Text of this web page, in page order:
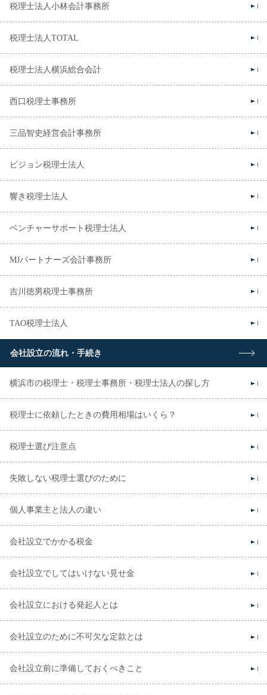
税理士法人小林会計事務所
税理士法人TOTAL
税理士法人横浜総合会計
西口税理士事務所
三品智史経営会計事務所
ビジョン税理士法人
響き税理士法人
ベンチャーサポート税理士法人
MJパートナーズ会計事務所
吉川徳男税理士事務所
TAO税理士法人
会社設立の流れ・手続き
横浜市の税理士・税理士事務所・税理士法人の探し方
税理士に依頼したときの費用相場はいくら？
税理士選び注意点
失敗しない税理士選びのために
個人事業主と法人の違い
会社設立でかかる税金
会社設立でしてはいけない見せ金
会社設立における発起人とは
会社設立のために不可欠な定款とは
会社設立前に準備しておくべきこと